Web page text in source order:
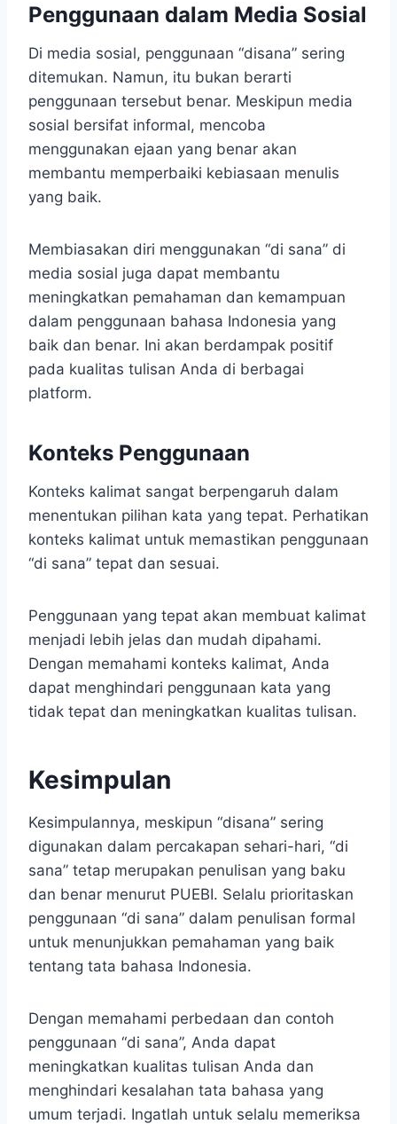
Penggunaan dalam Media Sosial
Di media sosial, penggunaan “disana” sering
ditemukan. Namun, itu bukan berarti
penggunaan tersebut benar. Meskipun media
sosial bersifat informal, mencoba
menggunakan ejaan yang benar akan
membantu memperbaiki kebiasaan menulis
yang baik.
Membiasakan diri menggunakan “di sana” di
media sosial juga dapat membantu
meningkatkan pemahaman dan kemampuan
dalam penggunaan bahasa Indonesia yang
baik dan benar. Ini akan berdampak positif
pada kualitas tulisan Anda di berbagai
platform.
Konteks Penggunaan
Konteks kalimat sangat berpengaruh dalam
menentukan pilihan kata yang tepat. Perhatikan
konteks kalimat untuk memastikan penggunaan
“di sana” tepat dan sesuai.
Penggunaan yang tepat akan membuat kalimat
menjadi lebih jelas dan mudah dipahami.
Dengan memahami konteks kalimat, Anda
dapat menghindari penggunaan kata yang
tidak tepat dan meningkatkan kualitas tulisan.
Kesimpulan
Kesimpulannya, meskipun “disana” sering
digunakan dalam percakapan sehari-hari, “di
sana” tetap merupakan penulisan yang baku
dan benar menurut PUEBI. Selalu prioritaskan
penggunaan “di sana” dalam penulisan formal
untuk menunjukkan pemahaman yang baik
tentang tata bahasa Indonesia.
Dengan memahami perbedaan dan contoh
penggunaan “di sana”, Anda dapat
meningkatkan kualitas tulisan Anda dan
menghindari kesalahan tata bahasa yang
umum terjadi. Ingatlah untuk selalu memeriksa